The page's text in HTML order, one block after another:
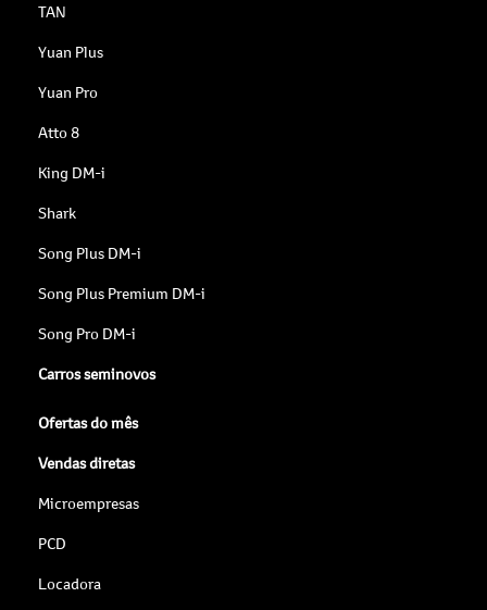
TAN
Yuan Plus
Yuan Pro
Atto 8
King DM-i
Shark
Song Plus DM-i
Song Plus Premium DM-i
Song Pro DM-i
Carros seminovos
Ofertas do mês
Vendas diretas
Microempresas
PCD
Locadora